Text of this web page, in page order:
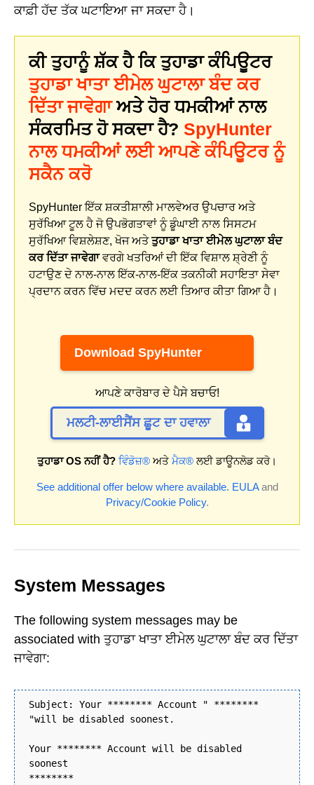
ਕਾਫ਼ੀ ਹੱਦ ਤੱਕ ਘਟਾਇਆ ਜਾ ਸਕਦਾ ਹੈ।
ਕੀ ਤੁਹਾਨੂੰ ਸ਼ੱਕ ਹੈ ਕਿ ਤੁਹਾਡਾ ਕੰਪਿਊਟਰ
ਤੁਹਾਡਾ ਖਾਤਾ ਈਮੇਲ ਘੁਟਾਲਾ ਬੰਦ ਕਰ
ਦਿੱਤਾ ਜਾਵੇਗਾਅਤੇ ਹੋਰ ਧਮਕੀਆਂ ਨਾਲ
ਸੰਕਰਮਿਤ ਹੋ ਸਕਦਾ ਹੈ? SpyHunter
ਨਾਲ ਧਮਕੀਆਂ ਲਈ ਆਪਣੇ ਕੰਪਿਊਟਰ ਨੂੰ
ਸਕੈਨ ਕਰੋ
SpyHunter ਇੱਕ ਸ਼ਕਤੀਸ਼ਾਲੀ ਮਾਲਵੇਅਰ ਉਪਚਾਰ ਅਤੇ
ਸੁਰੱਖਿਆ ਟੂਲ ਹੈ ਜੋ ਉਪਭੋਗਤਾਵਾਂ ਨੂੰ ਡੂੰਘਾਈ ਨਾਲ ਸਿਸਟਮ
ਸੁਰੱਖਿਆ ਵਿਸ਼ਲੇਸ਼ਣ, ਖੋਜ ਅਤੇਤੁਹਾਡਾ ਖਾਤਾ ਈਮੇਲ ਘੁਟਾਲਾ ਬੰਦ
ਕਰ ਦਿੱਤਾ ਜਾਵੇਗਾਵਰਗੇ ਖਤਰਿਆਂ ਦੀ ਇੱਕ ਵਿਸ਼ਾਲ ਸ਼੍ਰੇਣੀ ਨੂੰ
ਹਟਾਉਣ ਦੇ ਨਾਲ-ਨਾਲ ਇੱਕ-ਨਾਲ-ਇੱਕ ਤਕਨੀਕੀ ਸਹਾਇਤਾ ਸੇਵਾ
ਪ੍ਰਦਾਨ ਕਰਨ ਵਿੱਚ ਮਦਦ ਕਰਨ ਲਈ ਤਿਆਰ ਕੀਤਾ ਗਿਆ ਹੈ।
Download SpyHunter
ਆਪਣੇ ਕਾਰੋਬਾਰ ਦੇ ਪੈਸੇ ਬਚਾਓ!
ਮਲਟੀ-ਲਾਈਸੈਂਸ ਛੂਟ ਦਾ ਹਵਾਲਾ
ਤੁਹਾਡਾ OS ਨਹੀਂ ਹੈ? ਵਿੰਡੋਜ਼® ਅਤੇ ਮੈਕ® ਲਈ ਡਾਊਨਲੋਡ ਕਰੋ।
See additional offer below where available. EULAand
Privacy/Cookie Policy.
System Messages
The following system messages may be
associated with ਤੁਹਾਡਾ ਖਾਤਾ ਈਮੇਲ ਘੁਟਾਲਾ ਬੰਦ ਕਰ ਦਿੱਤਾ
ਜਾਵੇਗਾ:
Subject: Your ******** Account " ********
"will be disabled soonest.
Your ******** Account will be disabled
soonest
********